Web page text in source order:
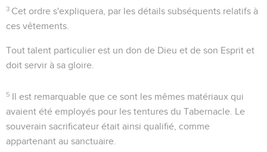
3 Cet ordre s'expliquera, par les détails subséquents relatifs à
ces vêtements.
Tout talent particulier est un don de Dieu et de son Esprit et
doit servir à sa gloire.
5 Il est remarquable que ce sont les mêmes matériaux qui
avaient été employés pour les tentures du Tabernacle. Le
souverain sacrificateur était ainsi qualifié, comme
appartenant au sanctuaire.